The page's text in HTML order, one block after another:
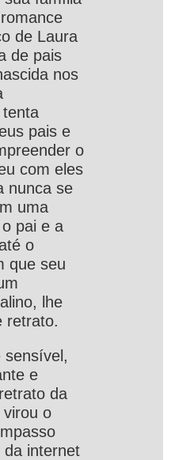
de Laura
de pais
nos
tenta
pais e
o
com eles
nunca se
uma
pai e a
o
que seu
lhe
retrato.
sensível,
e
da
o
da internet